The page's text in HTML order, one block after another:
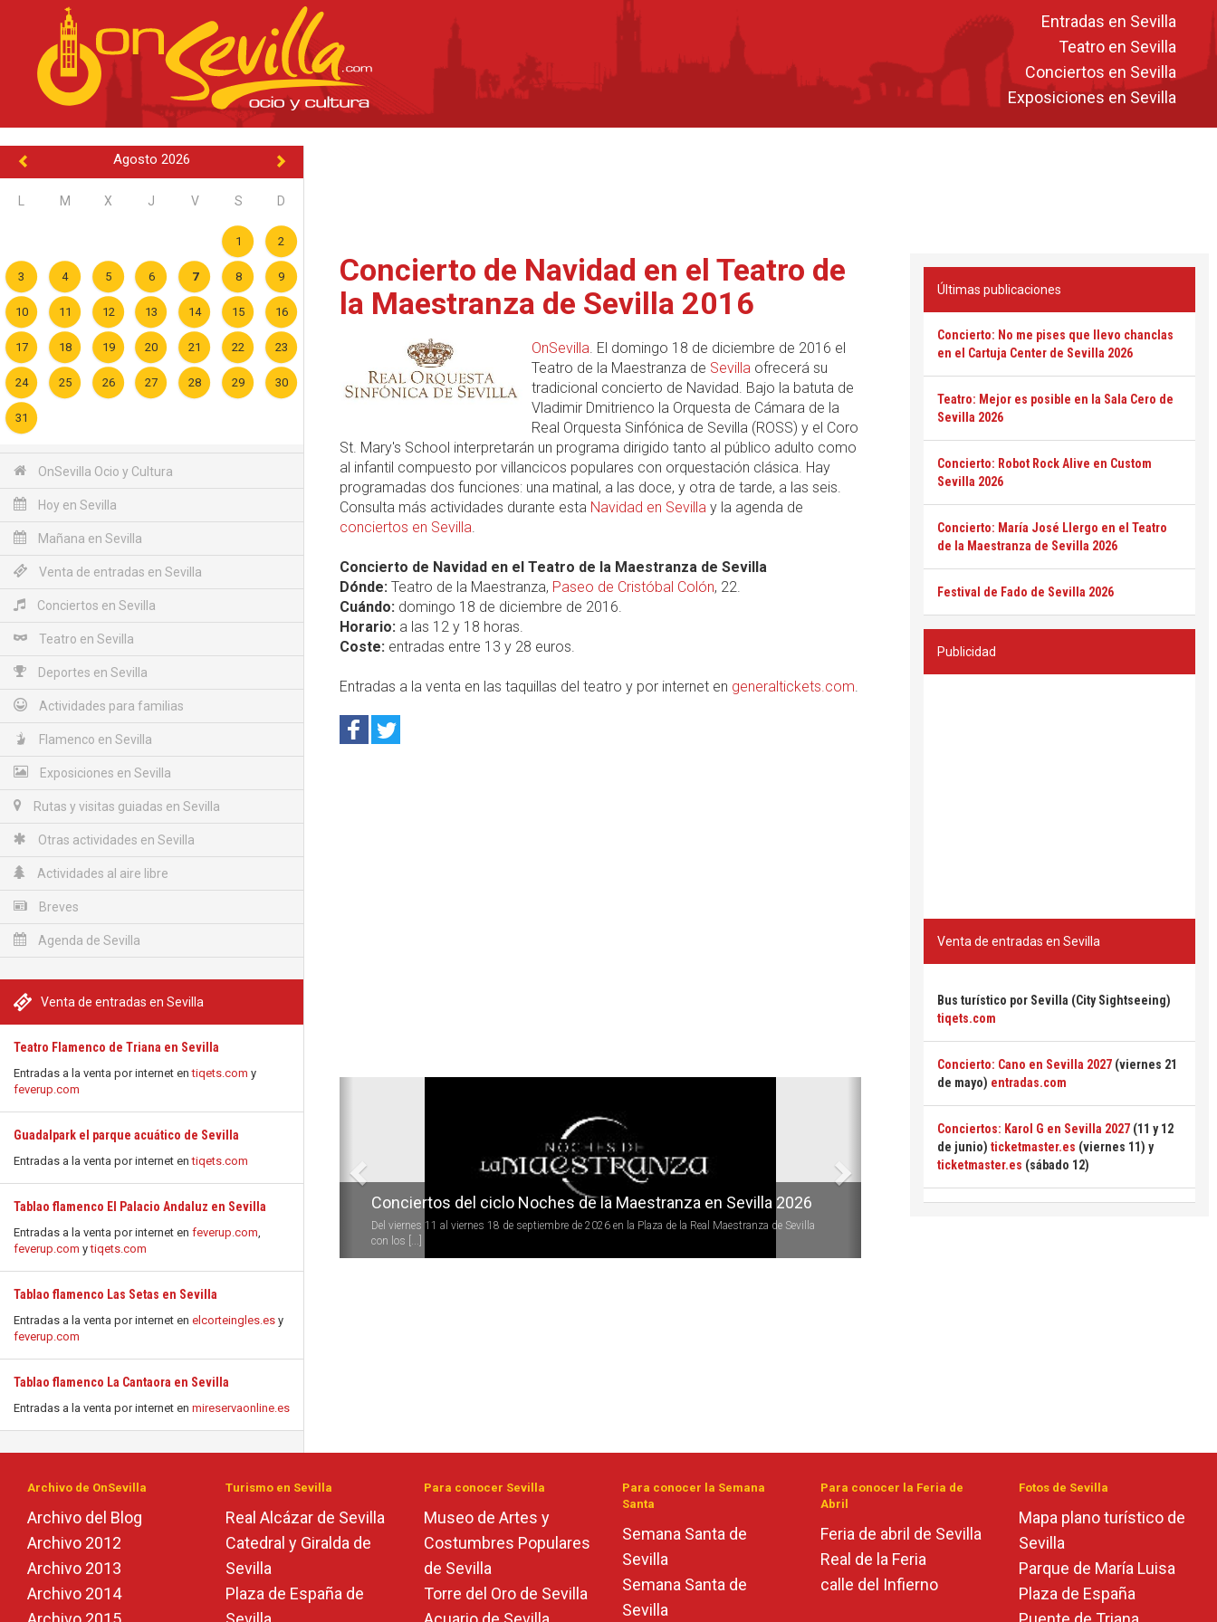
Entradas en Sevilla
Teatro en Sevilla
Conciertos en Sevilla
Exposiciones en Sevilla
Agosto 2026
M X J V S D
1 2
3 4 5 6 7 8 9
10 11 12 13 14 15 16
17 18 19 20 21 22 23
24 25 26 27 28 29 30
31
OnSevilla Ocio y Cultura
Hoy en Sevilla
Mañana en Sevilla
Venta de entradas en Sevilla
Conciertos en Sevilla
Teatro en Sevilla
Deportes en Sevilla
Actividades para familias
Flamenco en Sevilla
Exposiciones en Sevilla
Rutas y visitas guiadas en Sevilla
Otras actividades en Sevilla
Actividades al aire libre
Breves
Agenda de Sevilla
Venta de entradas en Sevilla
Teatro Flamenco de Triana en Sevilla
Entradas a la venta por internet entiqets.com y
feverup.com
Guadalpark el parque acuático de Sevilla
Entradas a la venta por internet entiqets.com
Tablao flamenco El Palacio Andaluz en Sevilla
Entradas a la venta por internet en feverup.com,
feverup.com ytiqets.com
Tablao flamenco Las Setas en Sevilla
Entradas a la venta por internet en elcorteingles.es y
feverup.com
Tablao flamenco La Cantaora en Sevilla
Entradas a la venta por internet en mireservaonline.es
Concierto de Navidad en el Teatro de
la Maestranza de Sevilla 2016
OnSevilla. El domingo 18 de diciembre de 2016 el
Teatro de la Maestranza de Sevillaofrecerá su
tradicional concierto de Navidad. Bajo la batuta de
Vladimir Dmitrienco la Orquesta de Cámara de la
Real Orquesta Sinfónica de Sevilla (ROSS) y el Coro
St. Mary's School interpretarán un programa dirigido tanto al público adulto como
al infantil compuesto por villancicos populares con orquestación clásica. Hay
programadas dos funciones: una matinal, a las doce, y otra de tarde, a las seis.
Consulta más actividades durante esta Navidad en Sevilla y la agenda de
conciertos en Sevilla.
Concierto de Navidad en el Teatro de la Maestranza de Sevilla
Dónde: Teatro de la Maestranza, Paseo de Cristóbal Colón, 22.
Cuándo: domingo 18 de diciembre de 2016.
Horario: a las 12 y 18 horas.
Coste: entradas entre 13 y 28 euros.
Entradas a la venta en las taquillas del teatro y por internet en generaltickets.com.
Conciertos del ciclo Noches de la Maestranza en Sevilla 2026
Del viernes 11 al viernes 18 de septiembre de 2026 en la Plaza de la Real Maestranza de Sevilla
con los [...]
Últimas publicaciones
Concierto: No me pises que llevo chanclas
en el Cartuja Center de Sevilla 2026
Teatro: Mejor es posible en la Sala Cero de
Sevilla 2026
Concierto: Robot Rock Alive en Custom
Sevilla 2026
Concierto: María José Llergo en el Teatro
de la Maestranza de Sevilla 2026
Festival de Fado de Sevilla 2026
Publicidad
Venta de entradas en Sevilla
Bus turístico por Sevilla (City Sightseeing)
tiqets.com
Concierto: Cano en Sevilla 2027 (viernes 21
de mayo) entradas.com
Conciertos: Karol G en Sevilla 2027 (11 y 12
de junio) ticketmaster.es (viernes 11) y
ticketmaster.es (sábado 12)
Archivo de OnSevilla
Archivo del Blog
Archivo 2012
Archivo 2013
Archivo 2014
Turismo en Sevilla
Real Alcázar de Sevilla
Catedral y Giralda de
Sevilla
Plaza de España de
Para conocer Sevilla
Museo de Artes y
Costumbres Populares
de Sevilla
Torre del Oro de Sevilla
Para conocer la Semana
Santa
Semana Santa de
Sevilla
Semana Santa de
Sevilla
Para conocer la Feria de
Abril
Feria de abril de Sevilla
Real de la Feria
calle del Infierno
Fotos de Sevilla
Mapa plano turístico de
Sevilla
Parque de María Luisa
Plaza de España